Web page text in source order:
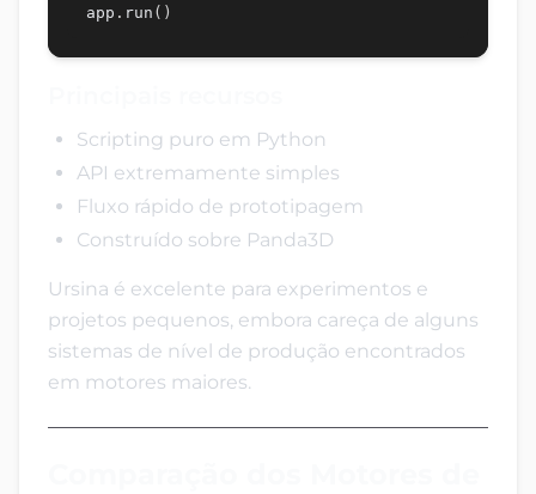
app . run ( )
Scripting puro em Python
API extremamente simples
Fluxo rápido de prototipagem
Construído sobre Panda3D
Ursina é excelente para experimentos e
projetos pequenos, embora careça de alguns
sistemas de nível de produção encontrados
em motores maiores.